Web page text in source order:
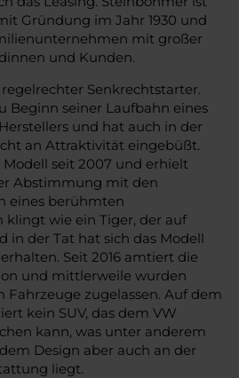
Gründung im Jahr 1930 und
mit großer
und Kunden.
Senkrechtstarter.
Beginn seiner Laufbahn eines
und hat auch in der
an Attraktivität eingebüßt.
seit 2007 und erhielt
Abstimmung mit den
eines berühmten
klingt wie ein Tiger, der auf
in der Tat hat sich das Modell
Seit 2016 amtiert die
und mittlerweile wurden
Fahrzeuge zugelassen. Auf dem
kein SUV, das dem VW
kann, was unter anderem
Design aber auch an der
liegt.